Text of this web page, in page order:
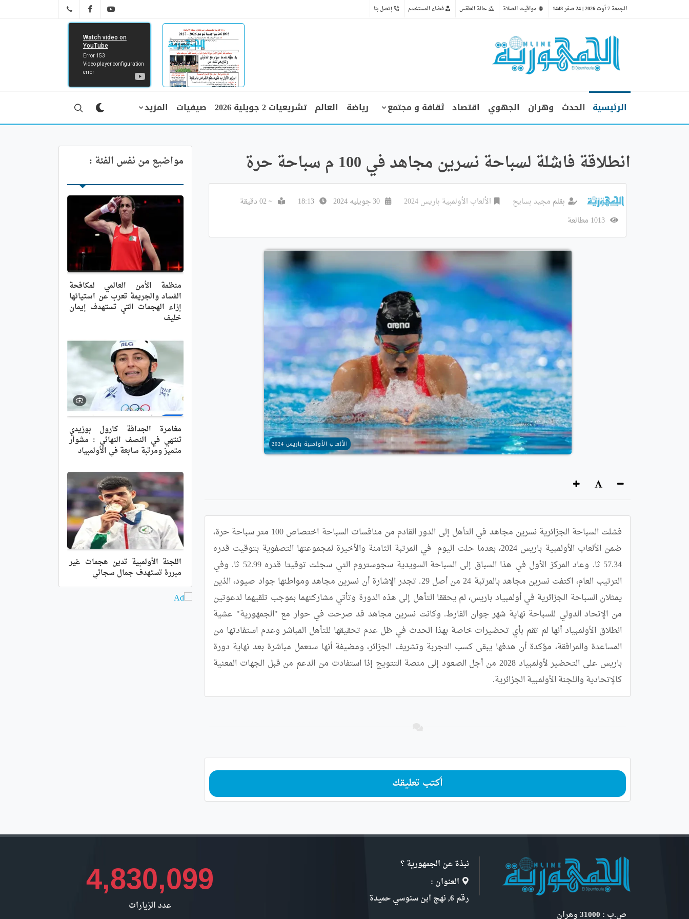
الجمعة 7 أوت 2026 | 24 صفر 1448 مواقيت الصلاة حالة الطقس فضاء المستخدم إتصل بنا YT
FB
الرئيسية الحدث وهران الجهوي اقتصاد ثقافة و مجتمع رياضة العالم تشريعيات 2 جويلية 2026 صيفيات المزيد
انطلاقة فاشلة لسباحة نسرين مجاهد في 100 م سباحة حرة
بقلم مجيد بسايح الألعاب الأولمبية باريس 2024 30 جويليه 2024 18:13
~ 02 دقيقة
الألعاب الأولمبية باريس 2024
كالإتحادية واللجنة الأولمبية الجزائرية.
أكتب تعليقك
مواضيع من نفس الفئة :
منظمة الأمن العالمي لمكافحة
الفساد والجريمة تعرب عن استيائها
إزاء الهجمات التي تستهدف إيمان
خليف
مغامرة الجدافة كارول بوزيدي
تنتهي في النصف النهائي : مشوار
متميز ومرتبة سابعة في الأولمبياد
اللجنة الأولمبية تدين هجمات غير
مبررة تستهدف جمال سجاتي
نبذة عن الجمهورية ؟
العنوان :
رقم 6, نهج ابن سنوسي حميدة
ص.ب : 31000 وهران
4,830,099
عدد الزيارات